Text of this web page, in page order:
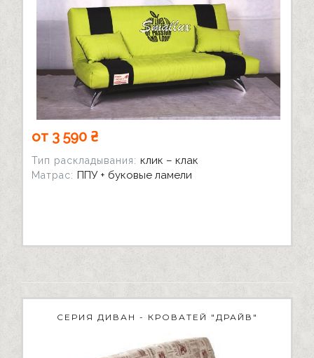
от 3 590 ₴
Тип раскладывания: клик – клак
Матрас: ППУ + буковые ламели
СЕРИЯ ДИВАН - КРОВАТЕЙ "ДРАЙВ"